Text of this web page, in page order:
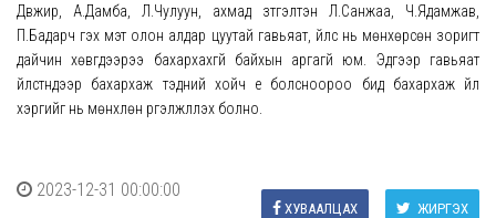
Дүвжир, А.Дамба, Л.Чулуун, ахмад зүтгэлтэн Л.Санжаа, Ч.Ядамжав,
П.Бадарч гэх мэт олон алдар цуутай гавьяат, үйлс нь мөнхөрсөн зоригт
дайчин хөвгүүдээрээ бахархахгүй байхын аргагүй юм. Эдгээр гавьяат
үйлстнүүдээр бахархаж тэдний хойч үе болсноороо бид бахархаж үйл
хэргийг нь мөнхлөн үргэлжлүүлэх болно.
2023-12-31 00:00:00
ЖИРГЭХ
ХУВААЛЦАХ